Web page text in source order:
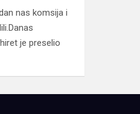
nas komsija i
je preselio